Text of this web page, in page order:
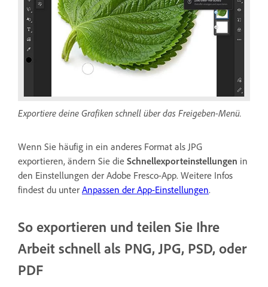
Exportiere deine Grafiken schnell über das Freigeben-Menü.
Wenn Sie häufig in ein anderes Format als JPG
exportieren, ändern Sie die Schnellexporteinstellungen in
den Einstellungen der Adobe Fresco-App. Weitere Infos
findest du unter Anpassen der App-Einstellungen.
So exportieren und teilen Sie Ihre
Arbeit schnell als PNG, JPG, PSD, oder
PDF